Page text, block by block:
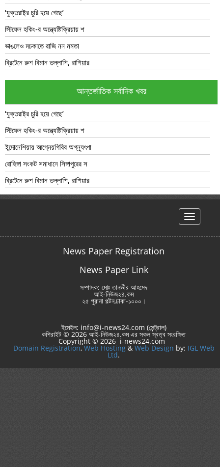
‘যুক্তরাষ্ট্র চুরি হয়ে গেছে’
স্টিফেন হকিং-র অন্ত্যেষ্টিক্রিয়ায় শ
ভাঙলেও মচকাতে রাজি নন মমতা
ব্রিটেনে রুশ বিমান তল্লাশি, রাশিয়ার
আন্তর্জাতিক সর্বাদিক খবর
‘যুক্তরাষ্ট্র চুরি হয়ে গেছে’
স্টিফেন হকিং-র অন্ত্যেষ্টিক্রিয়ায় শ
ইন্দোনেশিয়ায় আগ্নেয়গিরির অগ্ন্যুৎপা
রোহিঙ্গা সংকট সমাধানে সিঙ্গাপুরের স
ব্রিটেনে রুশ বিমান তল্লাশি, রাশিয়ার
hello
News Paper Registration
News Paper Link
সম্পাদক: মোঃ তানভীর আহমেদ
আই-নিউজ২৪.কম
২৫ পুরানা পল্টন,ঢাকা-১০০০।
ইমেইল: info@i-news24.com (সেন্ট্রাল)
কপিরাইট © 2026 আই-নিউজ২৪.কম এর সকল স্বত্ব সংরক্ষিত
Copyright © 2026 i-news24.com
Domain Registration,Web Hosting& Web Design by: IGL Web
Ltd.